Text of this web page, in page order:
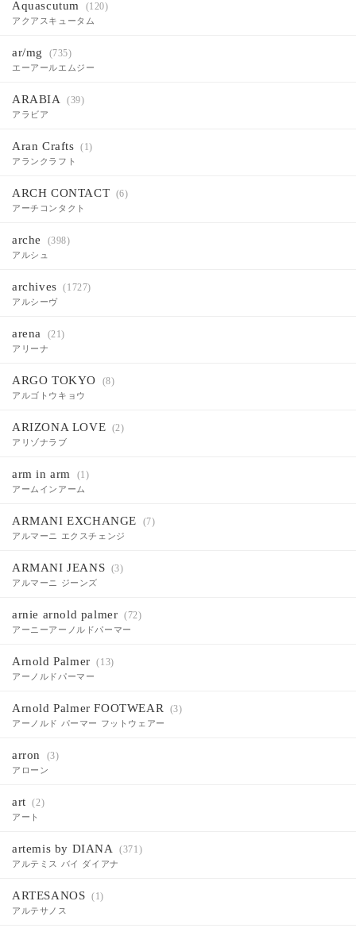
Aquascutum (120)
アクアスキュータム
ar/mg (735)
エーアールエムジー
ARABIA (39)
アラビア
Aran Crafts (1)
アランクラフト
ARCH CONTACT (6)
アーチコンタクト
arche (398)
アルシュ
archives (1727)
アルシーヴ
arena (21)
アリーナ
ARGO TOKYO (8)
アルゴトウキョウ
ARIZONA LOVE (2)
アリゾナラブ
arm in arm (1)
アームインアーム
ARMANI EXCHANGE (7)
アルマーニ エクスチェンジ
ARMANI JEANS (3)
アルマーニ ジーンズ
arnie arnold palmer (72)
アーニーアーノルドパーマー
Arnold Palmer (13)
アーノルドパーマー
Arnold Palmer FOOTWEAR (3)
アーノルド パーマー フットウェアー
arron (3)
アローン
art (2)
アート
artemis by DIANA (371)
アルテミス バイ ダイアナ
ARTESANOS (1)
アルテサノス